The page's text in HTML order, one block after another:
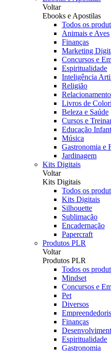
Voltar
Ebooks e Apostilas
Todos os
Animais e Aves
Finanças
Marketing
Concursos e
Espiritualidade
Inteligência
Religião
Livros de
Beleza e Saúde
Cursos e
Educação
Música
Gastronomia e
Jardinagem
Kits Digitais
Voltar
Kits Digitais
Todos os
Kits Digitais
Silhouette
Sublimação
Encadernação
Papercraft
Produtos PLR
Voltar
Produtos PLR
Todos os
Mindset
Concursos e
Pet
Diversos
Finanças
Espiritualidade
Gastronomia